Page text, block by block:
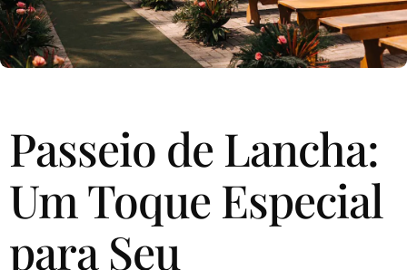
Passeio de Lancha:
Um Toque Especial
para Seu